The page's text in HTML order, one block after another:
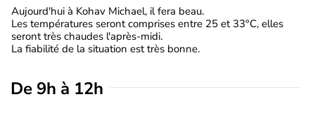
Aujourd'hui à Kohav Michael, il fera beau.
Les températures seront comprises entre 25 et 33°C, elles
seront très chaudes l'après-midi.
La fiabilité de la situation est très bonne.
De 9h à 12h